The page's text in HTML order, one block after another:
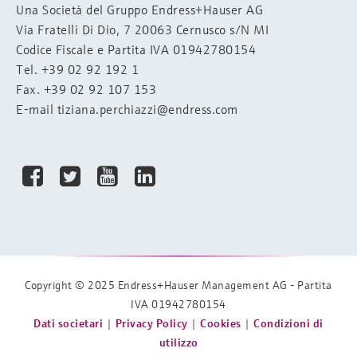
Una Società del Gruppo Endress+Hauser AG
Via Fratelli Di Dio, 7 20063 Cernusco s/N MI
Codice Fiscale e Partita IVA 01942780154
Tel. +39 02 92 192 1
Fax. +39 02 92 107 153
E-mail tiziana.perchiazzi@endress.com
Copyright © 2025 Endress+Hauser Management AG - Partita
IVA 01942780154
Dati societari | Privacy Policy | Cookies | Condizioni di
utilizzo